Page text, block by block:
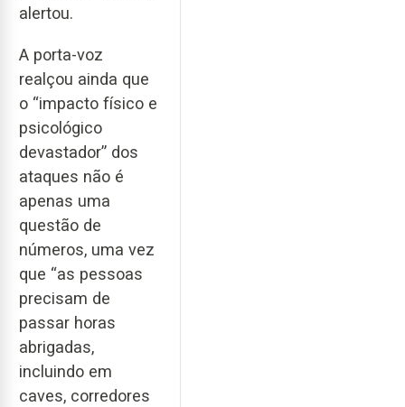
alertou.
A porta-voz
realçou ainda que
o “impacto físico e
psicológico
devastador” dos
ataques não é
apenas uma
questão de
números, uma vez
que “as pessoas
precisam de
passar horas
abrigadas,
incluindo em
caves, corredores